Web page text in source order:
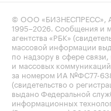
© ООО «БИЗНЕСПРЕСС»,
1995–2026 . Сообщения и
агентства «РБК»
массовой информации
по надзору в сфере
и массовых
за номером ИА №ФС77-
(свидетельство о
выдано Федеральной
информационных